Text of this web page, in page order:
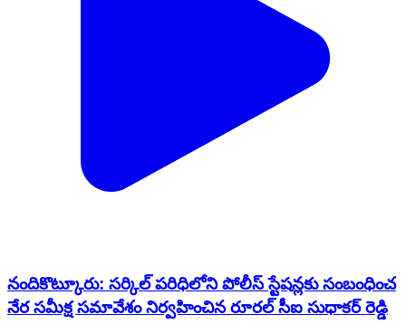
నందికొట్కూరు: సర్కిల్ పరిధిలోని పోలీస్ స్టేషన్లకు సంబంధించ
నేర సమీక్ష సమావేశం నిర్వహించిన రూరల్ సీఐ సుధాకర్ రెడ్డి